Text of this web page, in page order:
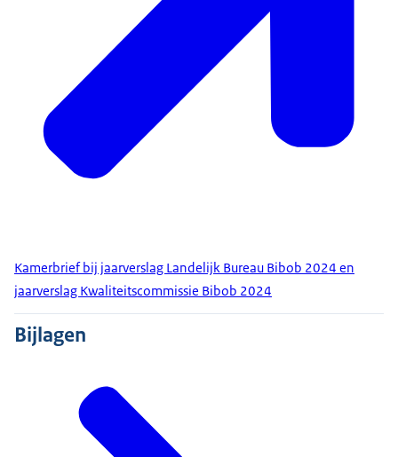
Kamerbrief bij jaarverslag Landelijk Bureau Bibob 2024 en
jaarverslag Kwaliteitscommissie Bibob 2024
Bijlagen